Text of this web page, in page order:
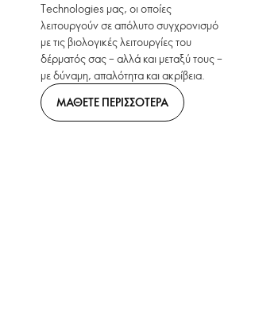
Technologies μας, οι οποίες
λειτουργούν σε απόλυτο συγχρονισμό
με τις βιολογικές λειτουργίες του
δέρματός σας – αλλά και μεταξύ τους –
με δύναμη, απαλότητα και ακρίβεια.
ΜΑΘΕΤΕ ΠΕΡΙΣΣΟΤΕΡΑ